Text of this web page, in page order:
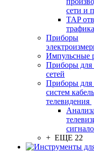
сети и
TAP
Приборы
Импульсные
Приборы для
сетей
Приборы для
систем
телевидения
+ ЕЩЕ 22